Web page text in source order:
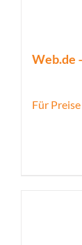
Web.de
Für